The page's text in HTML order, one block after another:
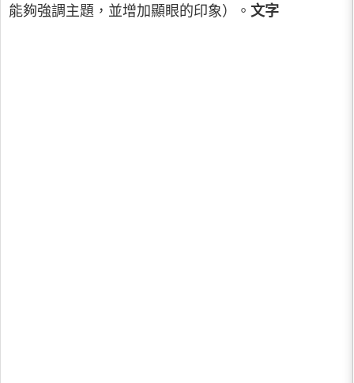
能夠強調主題，並增加顯眼的印象）。 文字